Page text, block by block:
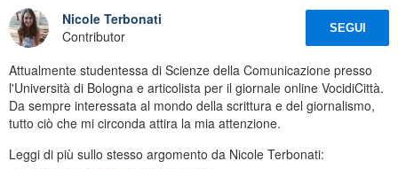
Nicole Terbonati
Contributor
SEGUI
Attualmente studentessa di Scienze della Comunicazione presso
l'Università di Bologna e articolista per il giornale online VocidiCittà.
Da sempre interessata al mondo della scrittura e del giornalismo,
tutto ciò che mi circonda attira la mia attenzione.
Leggi di più sullo stesso argomento da Nicole Terbonati: